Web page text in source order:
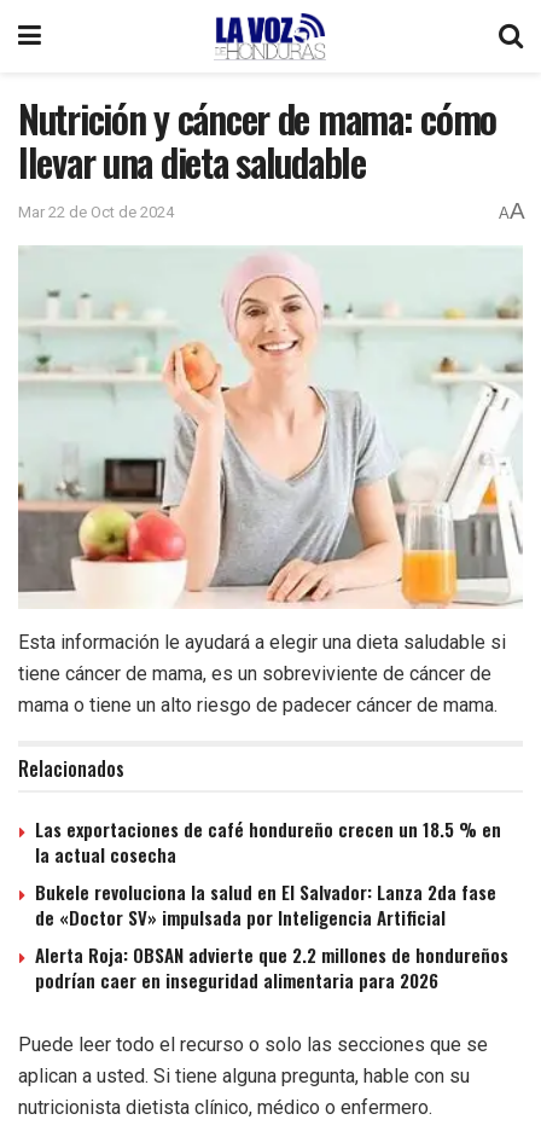
Nutrición y cáncer de mama: cómo
llevar una dieta saludable
Mar 22 de Oct de 2024 AA
Esta información le ayudará a elegir una dieta saludable si
tiene cáncer de mama, es un sobreviviente de cáncer de
mama o tiene un alto riesgo de padecer cáncer de mama.
Relacionados
Las exportaciones de café hondureño crecen un 18.5 % en
la actual cosecha
Bukele revoluciona la salud en El Salvador: Lanza 2da fase
de «Doctor SV» impulsada por Inteligencia Artificial
Alerta Roja: OBSAN advierte que 2.2 millones de hondureños
podrían caer en inseguridad alimentaria para 2026
Puede leer todo el recurso o solo las secciones que se
aplican a usted. Si tiene alguna pregunta, hable con su
nutricionista dietista clínico, médico o enfermero.